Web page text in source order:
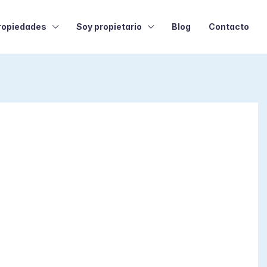
Soy propietario Blog Contacto